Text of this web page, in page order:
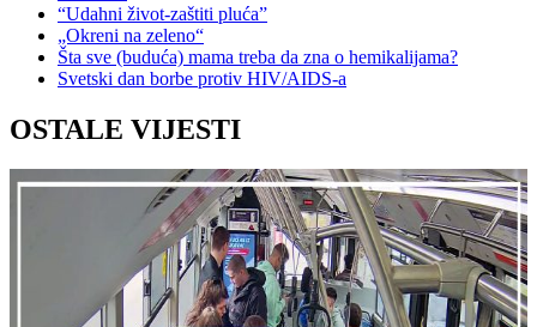
“Udahni život-zaštiti pluća”
„Okreni na zeleno“
Šta sve (buduća) mama treba da zna o hemikalijama?
Svetski dan borbe protiv HIV/AIDS-a
OSTALE VIJESTI